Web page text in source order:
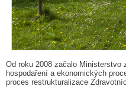
Od roku 2008 začalo
hospodaření a ekonomických
proces restrukturalizace